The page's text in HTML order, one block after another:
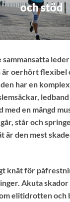
och stöd
är oerhört flexibel
har en
med en mängd
står och
är den mest
knät för
Akuta skador
elitidrotten och